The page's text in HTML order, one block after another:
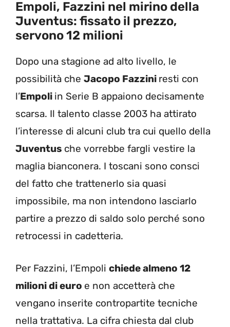
Empoli, Fazzini nel mirino della
Juventus: fissato il prezzo,
servono 12 milioni
Dopo una stagione ad alto livello, le
possibilità che Jacopo Fazzini resti con
l’Empoli in Serie B appaiono decisamente
scarsa. Il talento classe 2003 ha attirato
l’interesse di alcuni club tra cui quello della
Juventus che vorrebbe fargli vestire la
maglia bianconera. I toscani sono consci
del fatto che trattenerlo sia quasi
impossibile, ma non intendono lasciarlo
partire a prezzo di saldo solo perché sono
retrocessi in cadetteria.
Per Fazzini, l’Empoli chiede almeno 12
milioni di euro e non accetterà che
vengano inserite contropartite tecniche
nella trattativa. La cifra chiesta dal club